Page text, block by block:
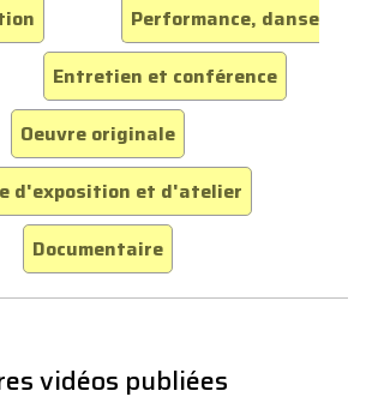
Performance, danse
Entretien et conférence
Oeuvre originale
d'exposition et d'atelier
Documentaire
vidéos publiées